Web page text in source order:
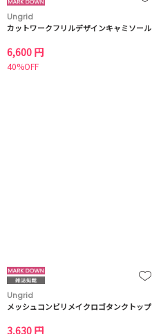
Ungrid
カットワークフリルデザインキャミソール
6,600 円
40%OFF
Ungrid
メッシュコンビリメイクロゴタンクトップ
3,630 円